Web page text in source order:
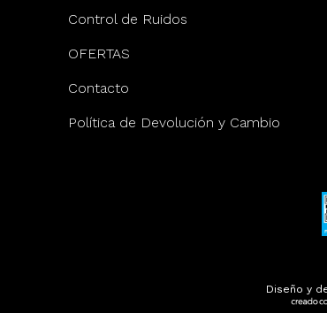
Control de Ruidos
OFERTAS
Contacto
Política de Devolución y Cambio
Diseño y